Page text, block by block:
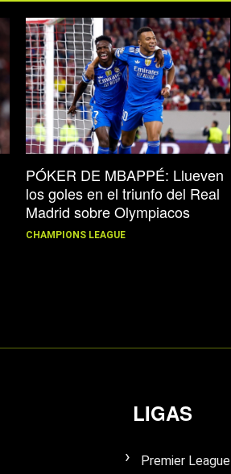
PÓKER DE MBAPPÉ: Llueven
los goles en el triunfo del Real
Madrid sobre Olympiacos
CHAMPIONS LEAGUE
LIGAS
Premier League